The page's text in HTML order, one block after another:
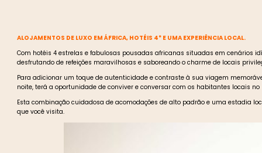
ALOJAMENTOS DE LUXO EM ÁFRICA, HOTÉIS 4* E UMA EXPERIÊNCIA LOCAL.
Com hotéis 4 estrelas e fabulosas pousadas africanas situadas em cenários
desfrutando de refeições maravilhosas e saboreando o charme de locais
Para adicionar um toque de autenticidade e contraste à sua viagem
noite, terá a oportunidade de conviver e conversar com os habitantes locais
Esta combinação cuidadosa de acomodações de alto padrão e uma estadia
que você visita.